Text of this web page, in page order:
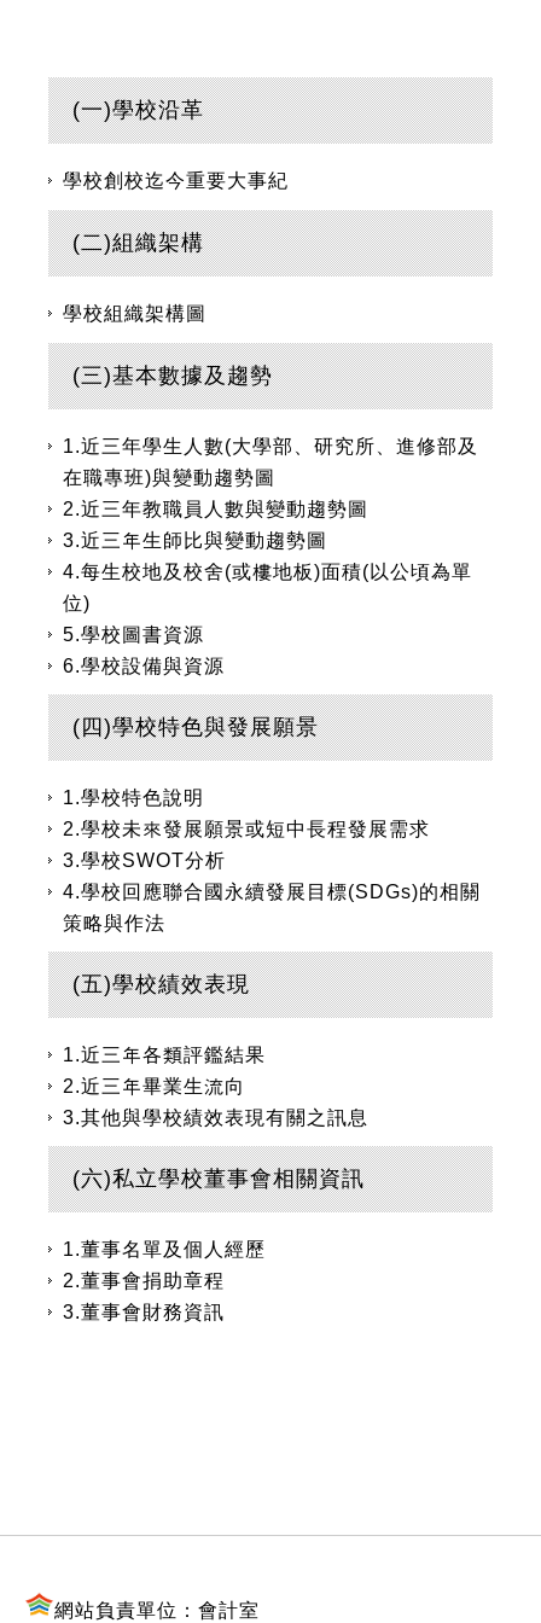
(一)學校沿革
學校創校迄今重要大事紀
(二)組織架構
學校組織架構圖
(三)基本數據及趨勢
1.近三年學生人數(大學部、研究所、進修部及
在職專班)與變動趨勢圖
2.近三年教職員人數與變動趨勢圖
3.近三年生師比與變動趨勢圖
4.每生校地及校舍(或樓地板)面積(以公頃為單
位)
5.學校圖書資源
6.學校設備與資源
(四)學校特色與發展願景
1.學校特色說明
2.學校未來發展願景或短中長程發展需求
3.學校SWOT分析
4.學校回應聯合國永續發展目標(SDGs)的相關
策略與作法
(五)學校績效表現
1.近三年各類評鑑結果
2.近三年畢業生流向
3.其他與學校績效表現有關之訊息
(六)私立學校董事會相關資訊
1.董事名單及個人經歷
2.董事會捐助章程
3.董事會財務資訊
網站負責單位：會計室